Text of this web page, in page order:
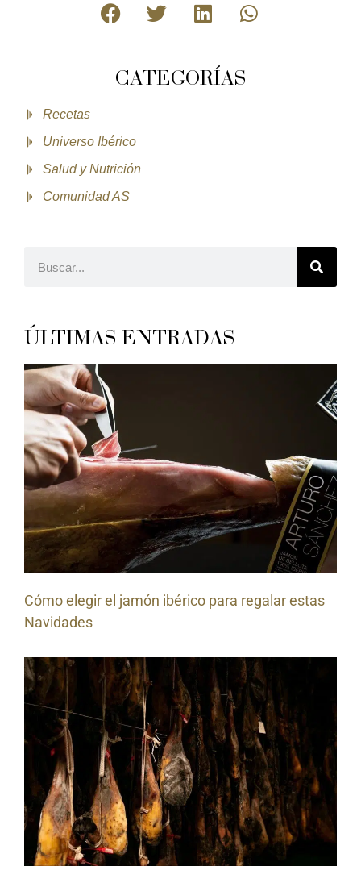
CATEGORÍAS
Recetas
Universo Ibérico
Salud y Nutrición
Comunidad AS
ÚLTIMAS ENTRADAS
Cómo elegir el jamón ibérico para regalar estas
Navidades